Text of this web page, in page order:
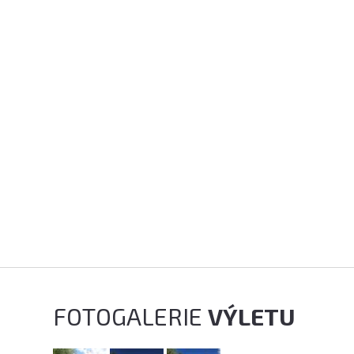
FOTOGALERIEVÝLETU